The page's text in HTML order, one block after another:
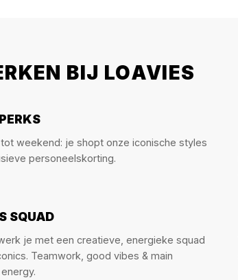
BIJ LOAVIES
weekend: je shopt onze iconische styles
personeelskorting.
SQUAD
je met een creatieve, energieke squad
Teamwork, good vibes & main